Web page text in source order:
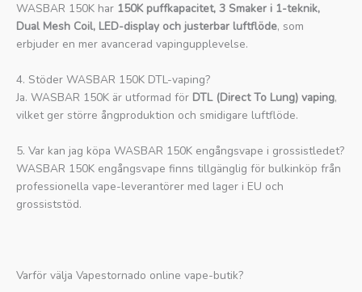
WASBAR 150K har 150K puffkapacitet, 3 Smaker i 1-teknik,
Dual Mesh Coil, LED-display och justerbar luftflöde, som
erbjuder en mer avancerad vapingupplevelse.
4. Stöder WASBAR 150K DTL-vaping?
Ja. WASBAR 150K är utformad för DTL (Direct To Lung) vaping,
vilket ger större ångproduktion och smidigare luftflöde.
5. Var kan jag köpa WASBAR 150K engångsvape i grossistledet?
WASBAR 150K engångsvape finns tillgänglig för bulkinköp från
professionella vape-leverantörer med lager i EU och
grossiststöd.
Varför välja Vapestornado online vape-butik?